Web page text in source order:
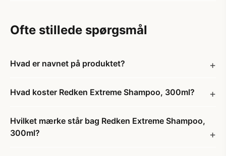
Ofte stillede spørgsmål
Hvad er navnet på produktet?
Hvad koster Redken Extreme Shampoo, 300ml?
Hvilket mærke står bag Redken Extreme Shampoo,
300ml?